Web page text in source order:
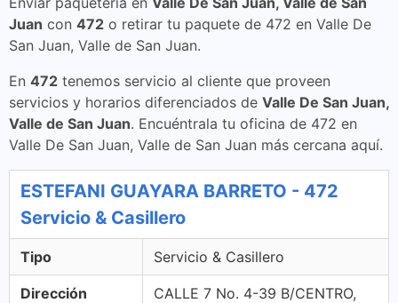
Juan con 472 o retirar tu paquete de 472 en Valle De
San Juan, Valle de San Juan.
En 472 tenemos servicio al cliente que proveen
servicios y horarios diferenciados de Valle De San Juan,
Valle de San Juan. Encuéntrala tu oficina de 472 en
Valle De San Juan, Valle de San Juan más cercana aquí.
ESTEFANI GUAYARA BARRETO - 472
Servicio & Casillero
Tipo Servicio & Casillero
Dirección
CALLE 7 No. 4-39 B/CENTRO,